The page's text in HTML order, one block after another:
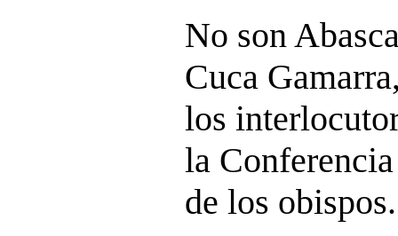
No son
Cuca
los
la
de los obispos.